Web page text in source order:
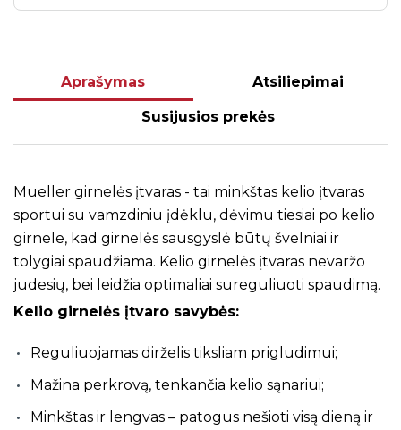
Aprašymas Atsiliepimai
Susijusios prekės
Mueller girnelės įtvaras - tai minkštas kelio įtvaras
sportui su vamzdiniu įdėklu, dėvimu tiesiai po kelio
girnele, kad girnelės sausgyslė būtų švelniai ir
tolygiai spaudžiama. Kelio girnelės įtvaras nevaržo
judesių, bei leidžia optimaliai sureguliuoti spaudimą.
Kelio girnelės įtvaro savybės:
Reguliuojamas dirželis tiksliam prigludimui;
Mažina perkrovą, tenkančia kelio sąnariui;
Minkštas ir lengvas – patogus nešioti visą dieną ir